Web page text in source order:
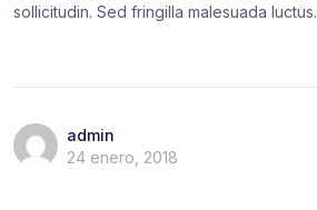
sollicitudin. Sed fringilla malesuada luctus.
admin
24 enero, 2018